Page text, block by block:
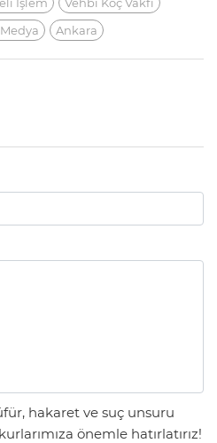
Ankara
hakaret ve suç unsuru
önemle hatırlatırız!